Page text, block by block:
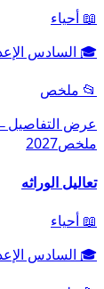
📖 أحياء
🎓 السادس
📂 ملخص
عرض التفاصيل
ملخص2027
تعاليل الوراثه
📖 أحياء
🎓 السادس